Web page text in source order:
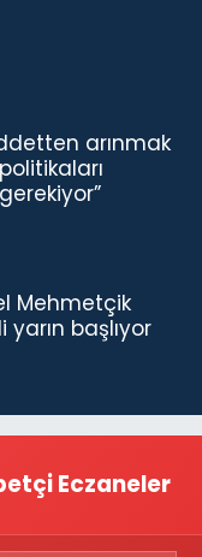
arınmak
Mehmetçik
yarın başlıyor
Eczaneler